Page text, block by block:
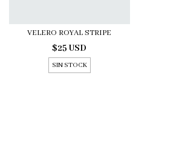
VELERO ROYAL STRIPE
$25 USD
SIN STOCK